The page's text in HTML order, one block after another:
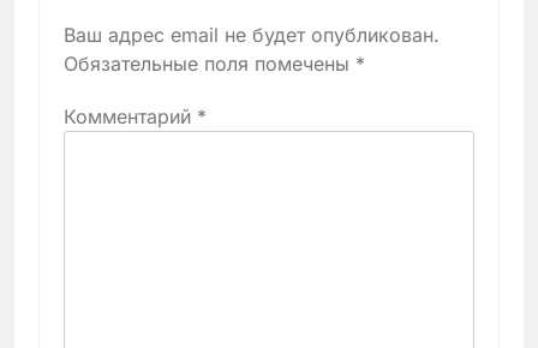
Ваш адрес email не будет опубликован.
Обязательные поля помечены *
Комментарий *